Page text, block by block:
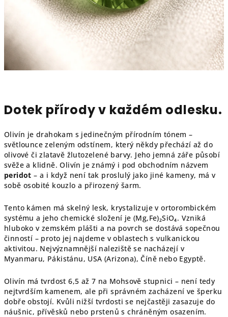
Dotek přírody v každém odlesku.
Olivín je drahokam s jedinečným přírodním tónem –
světlounce zeleným odstínem, který někdy přechází až do
olivové či zlatavě žlutozelené barvy. Jeho jemná záře působí
svěže a klidně. Olivín je známý i pod obchodním názvem
peridot – a i když není tak proslulý jako jiné kameny, má v
sobě osobité kouzlo a přirozený šarm.
Tento kámen má skelný lesk, krystalizuje v ortorombickém
systému a jeho chemické složení je (Mg,Fe)₂SiO₄. Vzniká
hluboko v zemském plášti a na povrch se dostává sopečnou
činností – proto jej najdeme v oblastech s vulkanickou
aktivitou. Nejvýznamnější naleziště se nacházejí v
Myanmaru, Pákistánu, USA (Arizona), Číně nebo Egyptě.
Olivín má tvrdost 6,5 až 7 na Mohsově stupnici – není tedy
nejtvrdším kamenem, ale při správném zacházení ve šperku
dobře obstojí. Kvůli nižší tvrdosti se nejčastěji zasazuje do
náušnic, přívěsků nebo prstenů s chráněným osazením.